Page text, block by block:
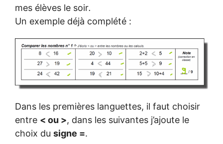
mes élèves le soir.
Un exemple déjà complété :
Dans les premières languettes, il faut choisir
entre < ou >, dans les suivantes j’ajoute le
choix du signe =.